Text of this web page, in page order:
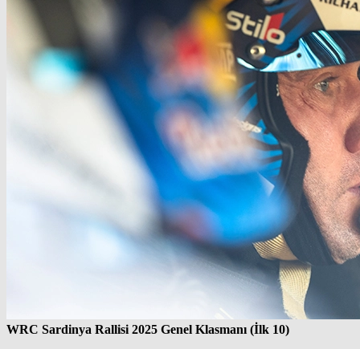
WRC Sardinya Rallisi 2025 Genel Klasmanı (İlk 10)